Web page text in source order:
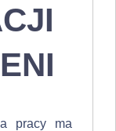
pracy ma